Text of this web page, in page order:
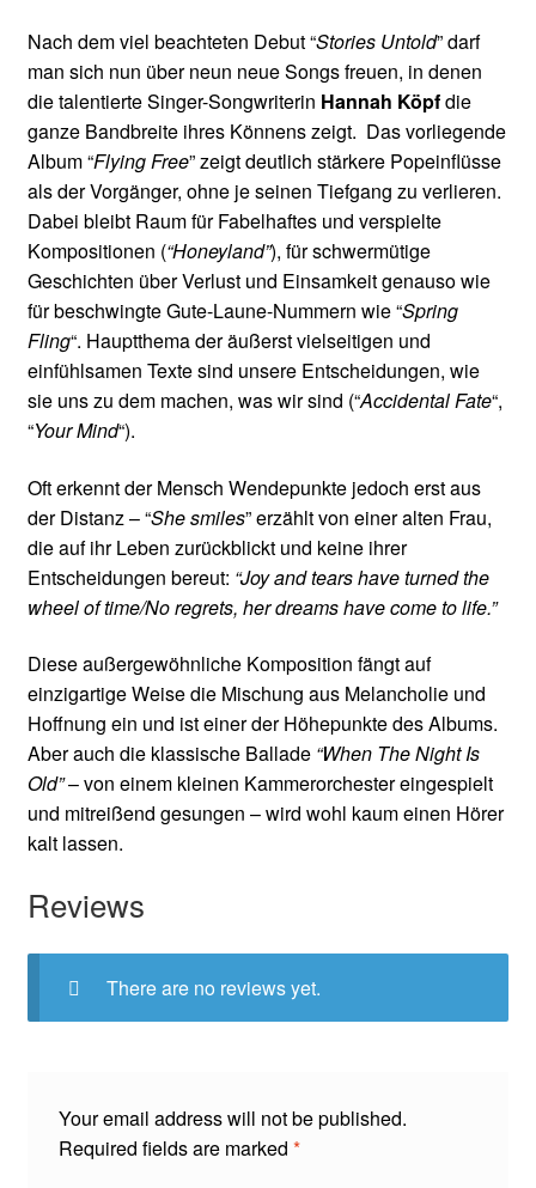
Nach dem viel beachteten Debut “Stories Untold” darf
man sich nun über neun neue Songs freuen, in denen
die talentierte Singer-Songwriterin Hannah Köpfdie
ganze Bandbreite ihres Könnens zeigt. Das vorliegende
Album “Flying Free” zeigt deutlich stärkere Popeinflüsse
als der Vorgänger, ohne je seinen Tiefgang zu verlieren.
Dabei bleibt Raum für Fabelhaftes und verspielte
Kompositionen (“Honeyland”), für schwermütige
Geschichten über Verlust und Einsamkeit genauso wie
für beschwingte Gute-Laune-Nummern wie “Spring
Fling“. Hauptthema der äußerst vielseitigen und
einfühlsamen Texte sind unsere Entscheidungen, wie
sie uns zu dem machen, was wir sind (“Accidental Fate“,
“Your Mind“).
Oft erkennt der Mensch Wendepunkte jedoch erst aus
der Distanz – “She smiles” erzählt von einer alten Frau,
die auf ihr Leben zurückblickt und keine ihrer
Entscheidungen bereut: “Joy and tears have turned the
wheel of time/No regrets, her dreams have come to life.”
Diese außergewöhnliche Komposition fängt auf
einzigartige Weise die Mischung aus Melancholie und
Hoffnung ein und ist einer der Höhepunkte des Albums.
Aber auch die klassische Ballade “When The Night Is
Old”– von einem kleinen Kammerorchester eingespielt
und mitreißend gesungen – wird wohl kaum einen Hörer
kalt lassen.
Reviews
There are no reviews yet.
Your email address will not be published.
Required fields are marked *